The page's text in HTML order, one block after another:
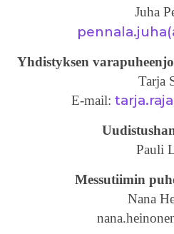
Juha
Yhdistyksen
Tarja
E-mail:
Pauli
Messutiimin
Nana